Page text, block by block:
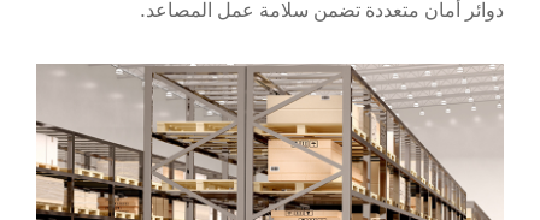
دوائر أمان متعددة تضمن سلامة عمل المصاعد.